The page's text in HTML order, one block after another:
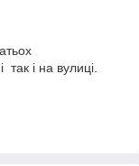
і на вулиці.